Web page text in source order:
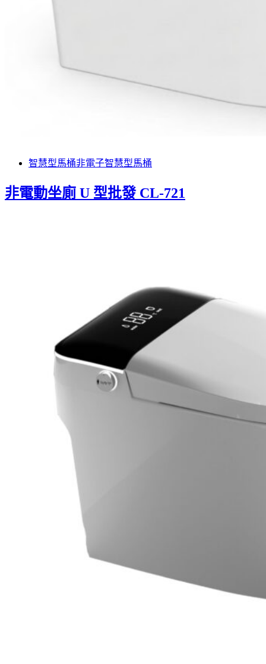
智慧型馬桶非電子智慧型馬桶
非電動坐廁 U 型批發 CL-721